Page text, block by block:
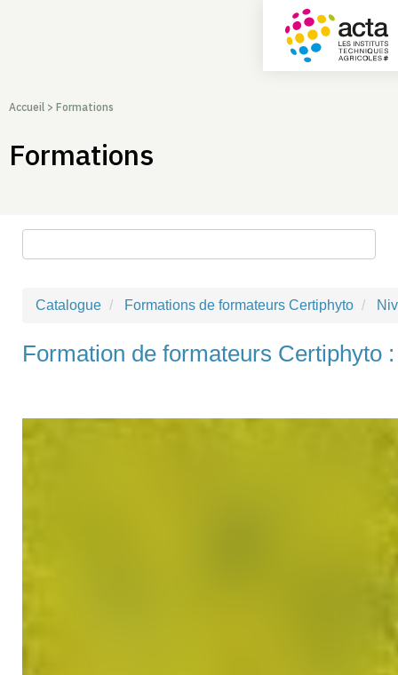
Accueil > Formations
Formations
Catalogue Formations de formateurs Certiphyto
Formation de formateurs Certiphyto